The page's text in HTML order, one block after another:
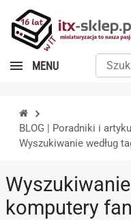
Szukaj
w
MENU
BLOG | Poradniki i
Wyszukiwanie według
komputery